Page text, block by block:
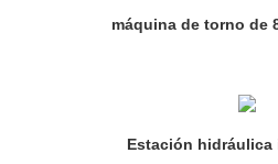
máquina de torno de
Estación hidráulica